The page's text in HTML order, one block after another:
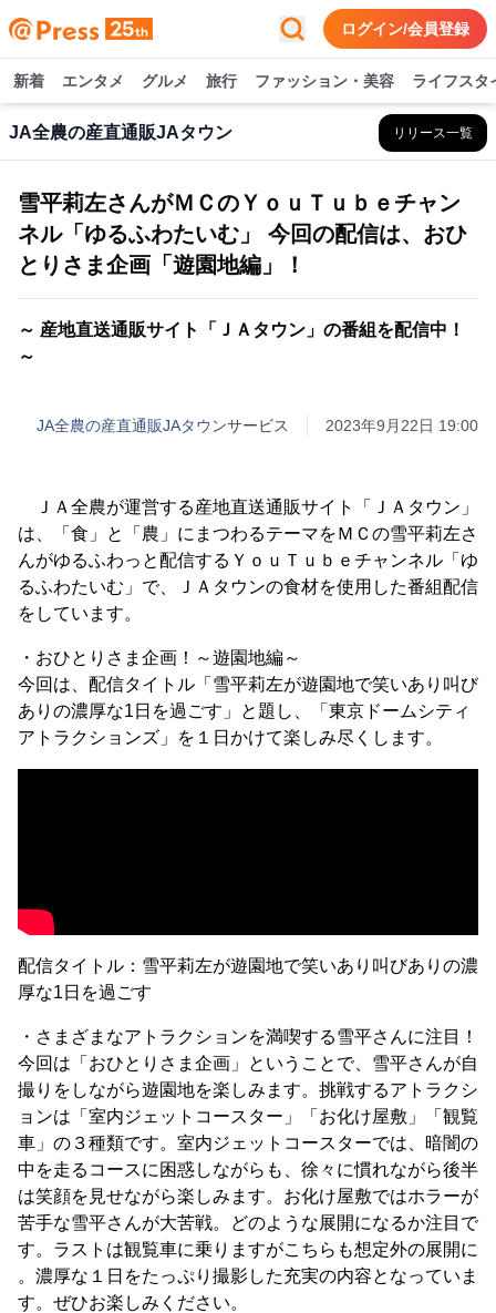
ログイン/会員登録
新着 エンタメ グルメ 旅行 ファッション・美容 ライフスタ
JA全農の産直通販JAタウン リリース一覧
雪平莉左さんがＭＣのＹｏｕＴｕｂｅチャン
ネル「ゆるふわたいむ」 今回の配信は、おひ
とりさま企画「遊園地編」！
～ 産地直送通販サイト「ＪＡタウン」の番組を配信中！
～
JA全農の産直通販JAタウンサービス 2023年9月22日 19:00
ＪＡ全農が運営する産地直送通販サイト「ＪＡタウン」
は、「食」と「農」にまつわるテーマをＭＣの雪平莉左さ
んがゆるふわっと配信するＹｏｕＴｕｂｅチャンネル「ゆ
るふわたいむ」で、ＪＡタウンの食材を使用した番組配信
をしています。
・おひとりさま企画！～遊園地編～
今回は、配信タイトル「雪平莉左が遊園地で笑いあり叫び
ありの濃厚な1日を過ごす」と題し、「東京ドームシティ
アトラクションズ」を１日かけて楽しみ尽くします。
配信タイトル：雪平莉左が遊園地で笑いあり叫びありの濃
厚な1日を過ごす
・さまざまなアトラクションを満喫する雪平さんに注目！
今回は「おひとりさま企画」ということで、雪平さんが自
撮りをしながら遊園地を楽しみます。挑戦するアトラクシ
ョンは「室内ジェットコースター」「お化け屋敷」「観覧
車」の３種類です。室内ジェットコースターでは、暗闇の
中を走るコースに困惑しながらも、徐々に慣れながら後半
は笑顔を見せながら楽しみます。お化け屋敷ではホラーが
苦手な雪平さんが大苦戦。どのような展開になるか注目で
す。ラストは観覧車に乗りますがこちらも想定外の展開に
。濃厚な１日をたっぷり撮影した充実の内容となっていま
す。ぜひお楽しみください。